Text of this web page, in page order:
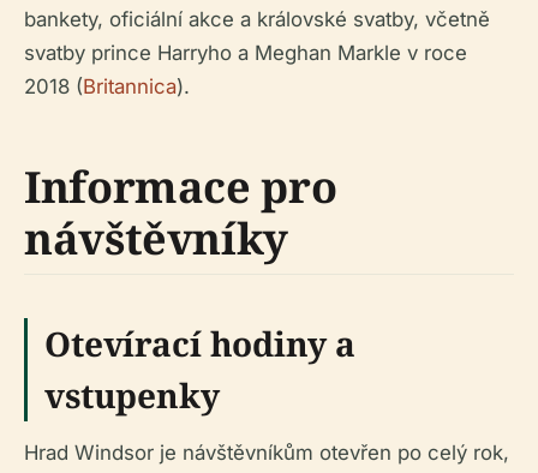
bankety, oficiální akce a královské svatby, včetně
svatby prince Harryho a Meghan Markle v roce
2018 (Britannica).
Informace pro
návštěvníky
Otevírací hodiny a
vstupenky
Hrad Windsor je návštěvníkům otevřen po celý rok,